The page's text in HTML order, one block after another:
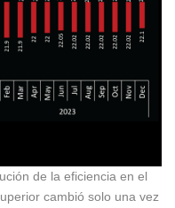
de la eficiencia en el
cambió solo una vez